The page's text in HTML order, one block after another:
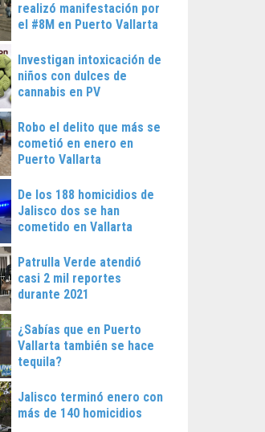
realizó manifestación por
el #8M en Puerto Vallarta
Investigan intoxicación de
niños con dulces de
cannabis en PV
Robo el delito que más se
cometió en enero en
Puerto Vallarta
De los 188 homicidios de
Jalisco dos se han
cometido en Vallarta
Patrulla Verde atendió
casi 2 mil reportes
durante 2021
¿Sabías que en Puerto
Vallarta también se hace
tequila?
Jalisco terminó enero con
más de 140 homicidios